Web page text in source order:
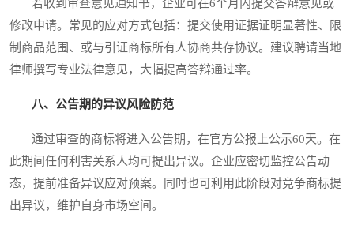
若收到审查意见通知书，企业可在6个月内提交答辩意见或
修改申请。常见的应对方式包括：提交使用证据证明显著性、限
制商品范围、或与引证商标所有人协商共存协议。建议聘请当地
律师撰写专业法律意见，大幅提高答辩通过率。
八、公告期的异议风险防范
通过审查的商标将进入公告期，在官方公报上公示60天。在
此期间任何利害关系人均可提出异议。企业应密切监控公告动
态，提前准备异议应对预案。同时也可利用此阶段对竞争商标提
出异议，维护自身市场空间。